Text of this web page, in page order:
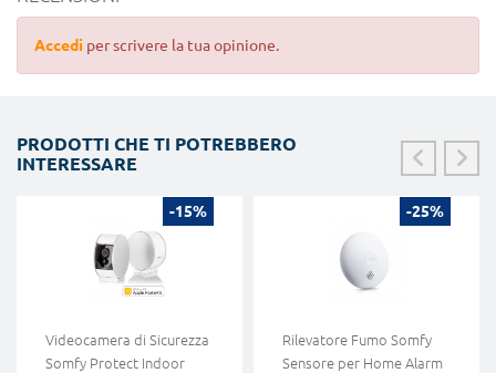
Accedi per scrivere la tua opinione.
PRODOTTI CHE TI POTREBBERO
INTERESSARE
-15%
Videocamera di Sicurezza
Somfy Protect Indoor
-25%
Rilevatore Fumo Somfy
Sensore per Home Alarm